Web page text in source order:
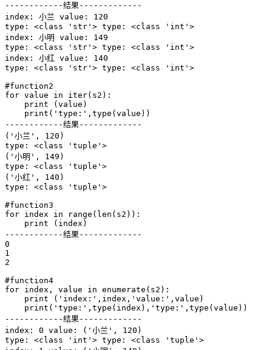
------------结果-------------
index: 小兰 value: 120
type: <class 'str'> type: <class 'int'>
index: 小明 value: 149
type: <class 'str'> type: <class 'int'>
index: 小红 value: 140
type: <class 'str'> type: <class 'int'>
#function2
for value in iter(s2):
    print (value)
    print('type:',type(value))
------------结果-------------
('小兰', 120)
type: <class 'tuple'>
('小明', 149)
type: <class 'tuple'>
('小红', 140)
type: <class 'tuple'>
#function3
for index in range(len(s2)):
    print (index)
------------结果-------------
0
1
2
#function4
for index, value in enumerate(s2):
    print ('index:',index,'value:',value)
    print('type:',type(index),'type:',type(value))
------------结果-------------
index: 0 value: ('小兰', 120)
type: <class 'int'> type: <class 'tuple'>